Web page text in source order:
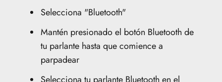
Selecciona "Bluetooth"
Mantén presionado el botón Bluetooth de
tu parlante hasta que comience a
parpadear